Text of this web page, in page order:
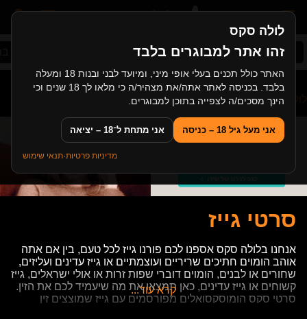
לולה סקס
זהו אתר למבוגרים בלבד
האתר כולל תכנים בעלי אופי מיני, ומיועד לבני ובנות 18 ומעלה
בלבד. בכניסה לאתר אתה/את מצהיר/ה כי מלאו לך 18 שנים וכי
הינך מסכים/ה לצפייה בתוכן למבוגרים.
אני מעל גיל 18 – כניסה אני מתחת ל־18 – יציאה
מדיניות פרטיות·תנאי שימוש
סקס ישראלי סרטי גייז
לולה סקס>תגיות >סרטי גייז
סרטי גייז
אנחנו בלולה סקס אספנו לכם פורנו גייז לכל טעם, בין אם אתה
אוהב הומוים חתיכים שריריים ועוצמתיים או גייז עדינים ועליזים,
שחורים או לבנים, הומוים דוברי שפות זרות או אולי ישראלים, גייז
קשוחים או גייז עדינים, כאן תמצאו את מה שיעמיד לכם את הזין.
סרטי סקס הומוסקסואלים מפורסמים עם גייז שמוצצים זין
קרא עוד...